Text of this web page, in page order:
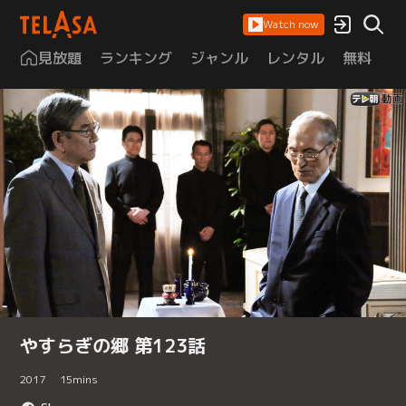
Watch now
見放題 ランキング ジャンル レンタル 無料
やすらぎの郷 第123話
2017 15mins